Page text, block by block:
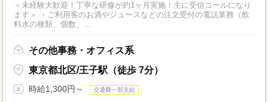
＜未経験大歓迎！丁寧な研修が約1ヶ月実施！主に受信コールになり
ます＞ ・ご利用客のお酒やジュースなどの注文受付の電話業務（飲
料水の種類、個数、...
その他事務・オフィス系
東京都北区/王子駅（徒歩 7分）
時給1,300円～ 交通費一部支給